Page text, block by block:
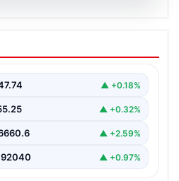
Altın Fiyatları ve
ve ilgili piyasa uzmanlarının
▲ +0.18%
▲ +0.32%
▲ +2.59%
▲ +0.97%